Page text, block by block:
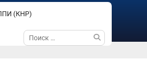
(КНР)
Поиск
по: